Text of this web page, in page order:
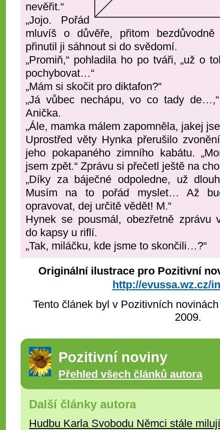
nevěřit.“
„Jojo. Pořád
mluvíš o důvěře, přitom bezdůvodně
přinutil ji sáhnout si do svědomí.
„Promiň,“ pohladila ho po tváři, „už o
pochybovat…“
„Mám si skočit pro diktafon?“
„Já vůbec nechápu, vo co tady
Anička.
„Ále, mamka málem zapomněla, jakej
Uprostřed věty Hynka přerušilo
jeho pokapaného zimního kabátu.
jsem zpět.“ Zprávu si přečetl ještě na
„Díky za báječné odpoledne, už
Musím na to pořád myslet… Až
opravovat, dej určitě vědět! M.“
Hynek se pousmál, obezřetně zprávu
do kapsy u riflí.
„Tak, miláčku, kde jsme to
Originální ilustrace pro Pozitivní
http://evussa.wz.cz/
Tento článek byl v Pozitivních
2009.
Pozitivní noviny
Přehled všech článků autora
Další články autora
Hudbu Karla Svobodu Němci stále milují